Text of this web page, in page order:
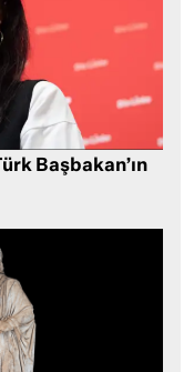
Başbakan’ın